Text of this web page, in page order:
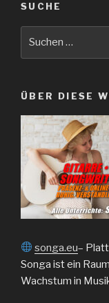
SUCHE
ÜBER DIESE
songa.eu–
Songa ist ein
Wachstum in